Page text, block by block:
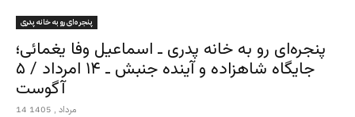
پنجره‌ای رو به خانه پدری
پنجره‌ای رو به خانه پدری ـ اسماعیل وفا یغمائی؛
جایگاه شاهزاده و آینده جنبش ـ ۱۴ امرداد / ۵
آگوست
14 مرداد , 1405